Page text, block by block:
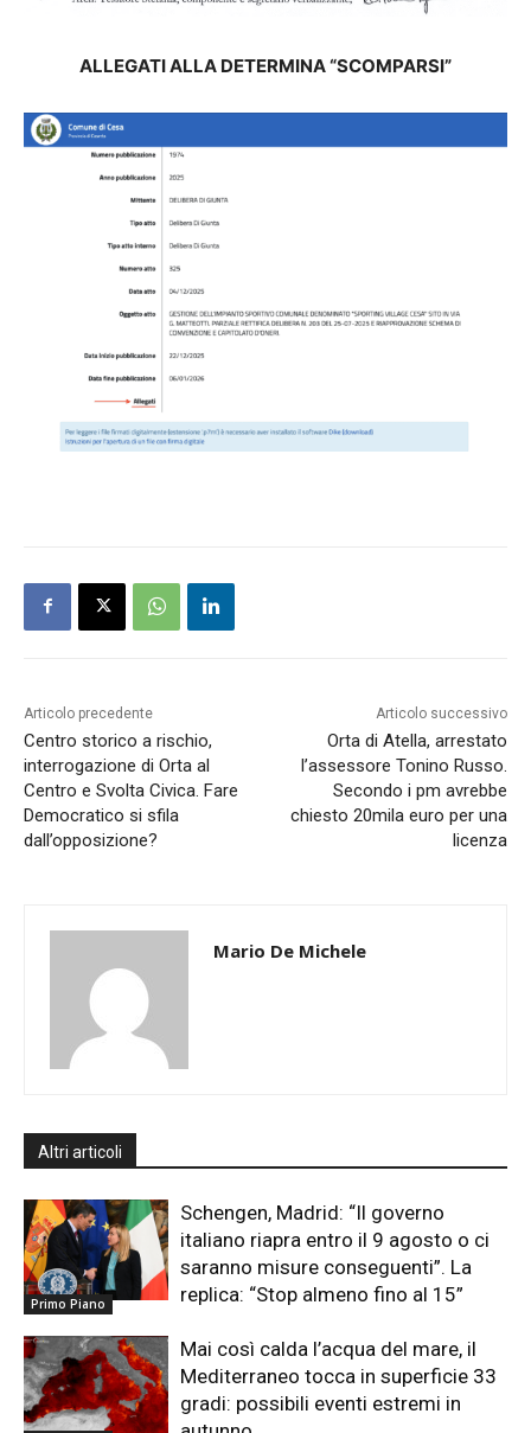
ALLEGATI ALLA DETERMINA “SCOMPARSI”
Articolo precedente
Centro storico a rischio,
interrogazione di Orta al
Centro e Svolta Civica. Fare
Democratico si sfila
dall’opposizione?
Articolo successivo
Orta di Atella, arrestato
l’assessore Tonino Russo.
Secondo i pm avrebbe
chiesto 20mila euro per una
licenza
Mario De Michele
Altri articoli
Primo Piano
Schengen, Madrid: “Il governo
italiano riapra entro il 9 agosto o ci
saranno misure conseguenti”. La
replica: “Stop almeno fino al 15”
Mai così calda l’acqua del mare, il
Mediterraneo tocca in superficie 33
gradi: possibili eventi estremi in